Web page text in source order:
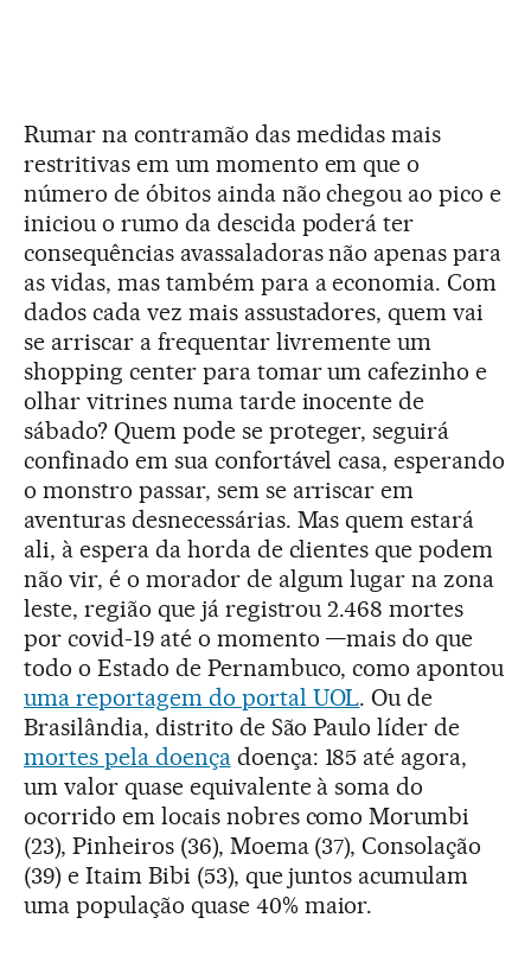
Rumar na contramão das medidas mais
restritivas em um momento em que o
número de óbitos ainda não chegou ao pico e
iniciou o rumo da descida poderá ter
consequências avassaladoras não apenas para
as vidas, mas também para a economia. Com
dados cada vez mais assustadores, quem vai
se arriscar a frequentar livremente um
shopping center para tomar um cafezinho e
olhar vitrines numa tarde inocente de
sábado? Quem pode se proteger, seguirá
confinado em sua confortável casa, esperando
o monstro passar, sem se arriscar em
aventuras desnecessárias. Mas quem estará
ali, à espera da horda de clientes que podem
não vir, é o morador de algum lugar na zona
leste, região que já registrou 2.468 mortes
por covid-19 até o momento —mais do que
todo o Estado de Pernambuco, como apontou
uma reportagem do portal UOL. Ou de
Brasilândia, distrito de São Paulo líder de
mortes pela doençadoença: 185 até agora,
um valor quase equivalente à soma do
ocorrido em locais nobres como Morumbi
(23), Pinheiros (36), Moema (37), Consolação
(39) e Itaim Bibi (53), que juntos acumulam
uma população quase 40% maior.